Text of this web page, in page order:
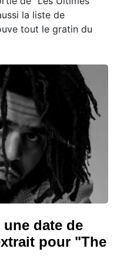
la liste de
tout le gratin du
date de
pour "The